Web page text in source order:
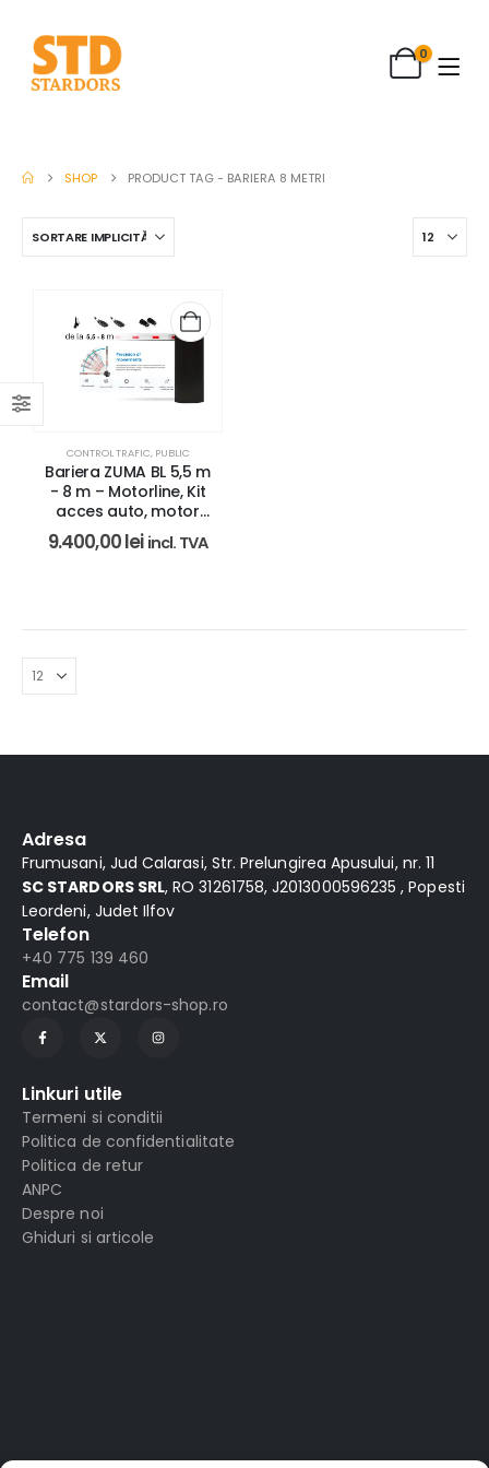
0
SHOP PRODUCT TAG - BARIERA 8 METRI
CONTROL TRAFIC, PUBLIC
Bariera ZUMA BL 5,5 m
- 8 m – Motorline, Kit
acces auto, motor
brushless 24 V, IP55
9.400,00lei incl. TVA
Adresa
Frumusani, Jud Calarasi, Str. Prelungirea Apusului, nr. 11
SC STARDORS SRL, RO 31261758, J2013000596235 , Popesti
Leordeni, Judet Ilfov
Telefon
+40 775 139 460
Email
contact@stardors-shop.ro
Linkuri utile
Termeni si conditii
Politica de confidentialitate
Politica de retur
ANPC
Despre noi
Ghiduri si articole